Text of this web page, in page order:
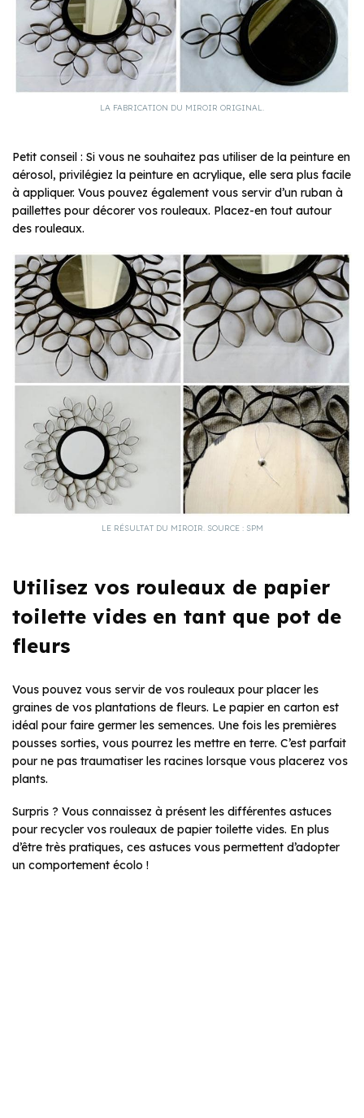
LA FABRICATION DU MIROIR ORIGINAL.
Petit conseil : Si vous ne souhaitez pas utiliser de la peinture en
aérosol, privilégiez la peinture en acrylique, elle sera plus facile
à appliquer. Vous pouvez également vous servir d’un ruban à
paillettes pour décorer vos rouleaux. Placez-en tout autour
des rouleaux.
LE RÉSULTAT DU MIROIR. SOURCE : SPM
Utilisez vos rouleaux de papier
toilette vides en tant que pot de
fleurs
Vous pouvez vous servir de vos rouleaux pour placer les
graines de vos plantations de fleurs. Le papier en carton est
idéal pour faire germer les semences. Une fois les premières
pousses sorties, vous pourrez les mettre en terre. C’est parfait
pour ne pas traumatiser les racines lorsque vous placerez vos
plants.
Surpris ? Vous connaissez à présent les différentes astuces
pour recycler vos rouleaux de papier toilette vides. En plus
d’être très pratiques, ces astuces vous permettent d’adopter
un comportement écolo !